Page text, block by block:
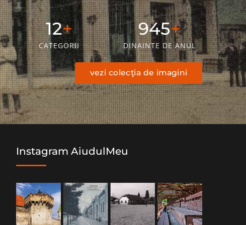
19
CATEGORII
1512
DINAINTE DE ANUL
vezi colecţia de imagini
Instagram AiudulMeu